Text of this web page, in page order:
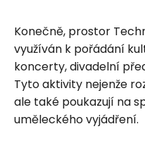
Konečně, prostor
využíván k pořádání
koncerty, divadelní
Tyto aktivity nejenže
ale také poukazují na
uměleckého vyjádření.